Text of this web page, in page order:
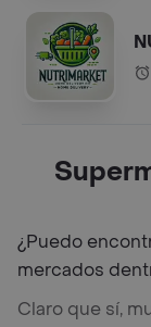
¿Puedo
mercados
Claro que sí,